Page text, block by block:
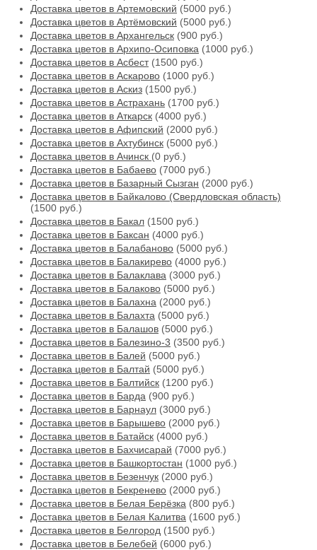
Доставка цветов в Артемовский (5000 руб.)
Доставка цветов в Артёмовский (5000 руб.)
Доставка цветов в Архангельск (900 руб.)
Доставка цветов в Архипо-Осиповка (1000 руб.)
Доставка цветов в Асбест(1500 руб.)
Доставка цветов в Аскарово (1000 руб.)
Доставка цветов в Аскиз (1500 руб.)
Доставка цветов в Астрахань (1700 руб.)
Доставка цветов в Аткарск (4000 руб.)
Доставка цветов в Афипский (2000 руб.)
Доставка цветов в Ахтубинск (5000 руб.)
Доставка цветов в Ачинск (0 руб.)
Доставка цветов в Бабаево (7000 руб.)
Доставка цветов в Базарный Сызган (2000 руб.)
Доставка цветов в Байкалово (Свердловская область)
(1500 руб.)
Доставка цветов в Бакал (1500 руб.)
Доставка цветов в Баксан (4000 руб.)
Доставка цветов в Балабаново (5000 руб.)
Доставка цветов в Балакирево (4000 руб.)
Доставка цветов в Балаклава (3000 руб.)
Доставка цветов в Балаково (5000 руб.)
Доставка цветов в Балахна (2000 руб.)
Доставка цветов в Балахта (5000 руб.)
Доставка цветов в Балашов (5000 руб.)
Доставка цветов в Балезино-3 (3500 руб.)
Доставка цветов в Балей (5000 руб.)
Доставка цветов в Балтай (5000 руб.)
Доставка цветов в Балтийск (1200 руб.)
Доставка цветов в Барда (900 руб.)
Доставка цветов в Барнаул (3000 руб.)
Доставка цветов в Барышево (2000 руб.)
Доставка цветов в Батайск (4000 руб.)
Доставка цветов в Бахчисарай (7000 руб.)
Доставка цветов в Башкортостан (1000 руб.)
Доставка цветов в Безенчук (2000 руб.)
Доставка цветов в Бекренево (2000 руб.)
Доставка цветов в Белая Берёзка (800 руб.)
Доставка цветов в Белая Калитва (1600 руб.)
Доставка цветов в Белгород (1500 руб.)
Доставка цветов в Белебей (6000 руб.)